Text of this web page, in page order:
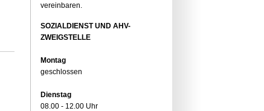
vereinbaren.
SOZIALDIENST UND AHV-
ZWEIGSTELLE
Montag
geschlossen
Dienstag
08.00 - 12.00 Uhr